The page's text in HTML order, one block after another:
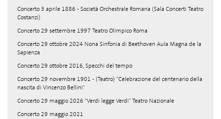
Concerto 3 aprile 1886 - Società Orchestrale Romana (Sala Concerti Teatro
Costanzi)
Concerto 29 settembre 1997 Teatro Olimpico Roma
Concerto 29 ottobre 2024 Nona Sinfonia di Beethoven Aula Magna de la
Sapienza
Concerto 29 ottobre 2016, Specchi del tempo
Concerto 29 novembre 1901 - (Teatro) "Celebrazione del centenario della
nascita di Vincenzo Bellini"
Concerto 29 maggio 2026 "Verdi legge Verdi" Teatro Nazionale
Concerto 29 maggio 2021